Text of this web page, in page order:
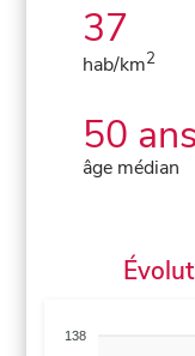
37
hab/km2
50 ans
âge médian
138